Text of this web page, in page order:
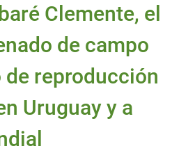
Clemente, el
de campo
reproducción
Uruguay y a